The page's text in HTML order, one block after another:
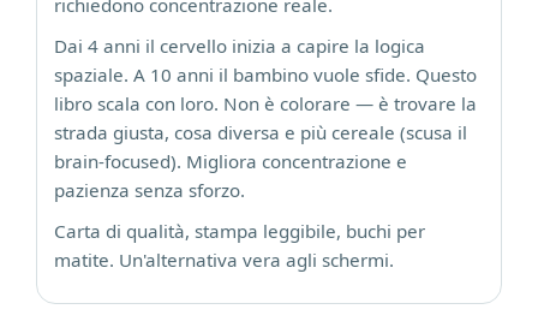
Dai 4 anni il cervello inizia a capire la logica
spaziale. A 10 anni il bambino vuole sfide. Questo
libro scala con loro. Non è colorare — è trovare la
strada giusta, cosa diversa e più cereale (scusa il
brain-focused). Migliora concentrazione e
pazienza senza sforzo.
Carta di qualità, stampa leggibile, buchi per
matite. Un'alternativa vera agli schermi.